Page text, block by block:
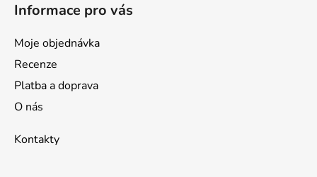
Informace pro vás
Moje objednávka
Recenze
Platba a doprava
O nás
Kontakty